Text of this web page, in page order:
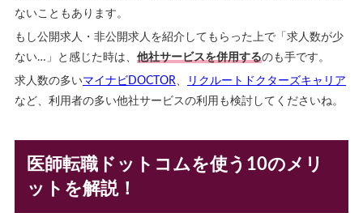
ないこともあります。
もし公開求人・非公開求人を紹介してもらった上で「求人数が少
ない…」と感じた時は、 他社サービスを併用するのも手です。
求人数の多いマイナビDOCTOR
リクルートドクターズキャリア
など、利用者の多い他社サービスの利用も検討してくださいね。
医師転職ドットコムを使う10のメリ
ットを解説！